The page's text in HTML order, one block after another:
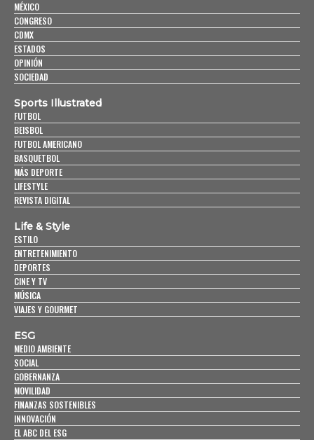
MÉXICO
CONGRESO
CDMX
ESTADOS
OPINIÓN
SOCIEDAD
Sports Illustrated
FUTBOL
BEISBOL
FUTBOL AMERICANO
BASQUETBOL
MÁS DEPORTE
LIFESTYLE
REVISTA DIGITAL
Life & Style
ESTILO
ENTRETENIMIENTO
DEPORTES
CINE Y TV
MÚSICA
VIAJES Y GOURMET
ESG
MEDIO AMBIENTE
SOCIAL
GOBERNANZA
MOVILIDAD
FINANZAS SOSTENIBLES
INNOVACIÓN
EL ABC DEL ESG